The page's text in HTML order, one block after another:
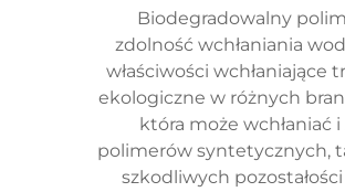
Biodegradowalny
zdolność wchłaniania
właściwości
ekologiczne w różnych
która może wchłaniać
polimerów syntetycznych,
szkodliwych